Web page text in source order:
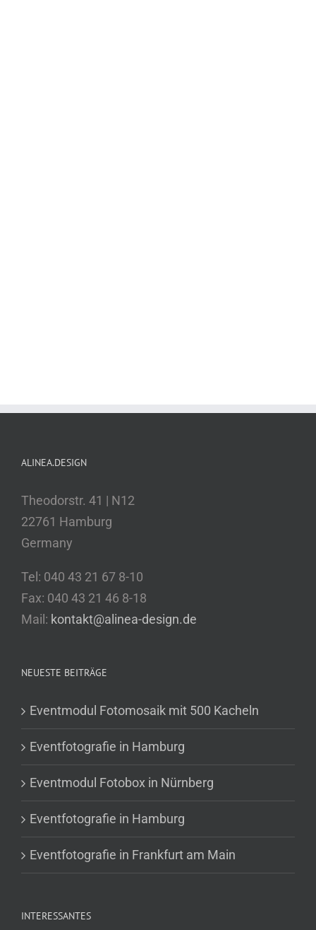
ALINEA.DESIGN
Theodorstr. 41 | N12
22761 Hamburg
Germany
Tel: 040 43 21 67 8-10
Fax: 040 43 21 46 8-18
Mail: kontakt@alinea-design.de
NEUESTE BEITRÄGE
Eventmodul Fotomosaik mit 500 Kacheln
Eventfotografie in Hamburg
Eventmodul Fotobox in Nürnberg
Eventfotografie in Hamburg
Eventfotografie in Frankfurt am Main
INTERESSANTES